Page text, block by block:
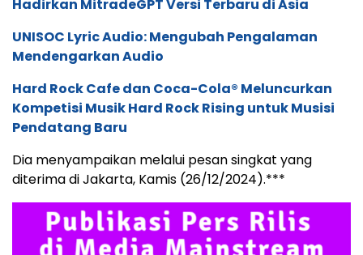
Hadirkan MitradeGPT Versi Terbaru di Asia
UNISOC Lyric Audio: Mengubah Pengalaman
Mendengarkan Audio
Hard Rock Cafe dan Coca-Cola® Meluncurkan
Kompetisi Musik Hard Rock Rising untuk Musisi
Pendatang Baru
Dia menyampaikan melalui pesan singkat yang
diterima di Jakarta, Kamis (26/12/2024).***